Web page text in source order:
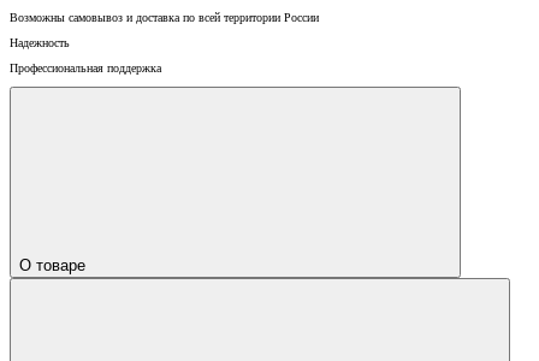
Возможны самовывоз и доставка по всей территории России
Надежность
Профессиональная поддержка
О товаре